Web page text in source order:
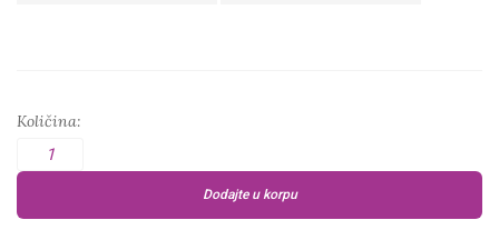
Količina:
Dodajte u korpu